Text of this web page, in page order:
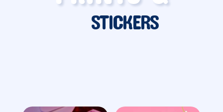
STICKERS